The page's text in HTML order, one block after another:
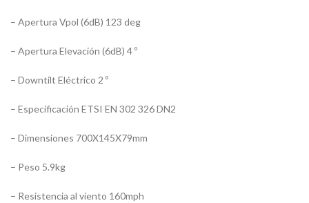
– Apertura Vpol (6dB) 123 deg
– Apertura Elevación (6dB) 4 º
– Downtilt Eléctrico 2 º
– Especificación ETSI EN 302 326 DN2
– Dimensiones 700X145X79mm
– Peso 5.9kg
– Resistencia al viento 160mph